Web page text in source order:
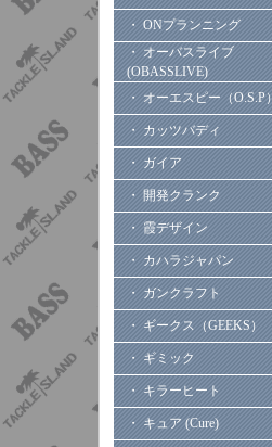
・ ONプランニング
・ オーバスライブ
(OBASSLIVE)
・ オーエスピー（O.S.P）
・ カッツバディ
・ ガイア
・ 開発クランク
・ 霞デザイン
・ カハラジャパン
・ ガンクラフト
・ ギークス（GEEKS）
・ ギミック
・ キラーヒート
・ キュア (Cure)